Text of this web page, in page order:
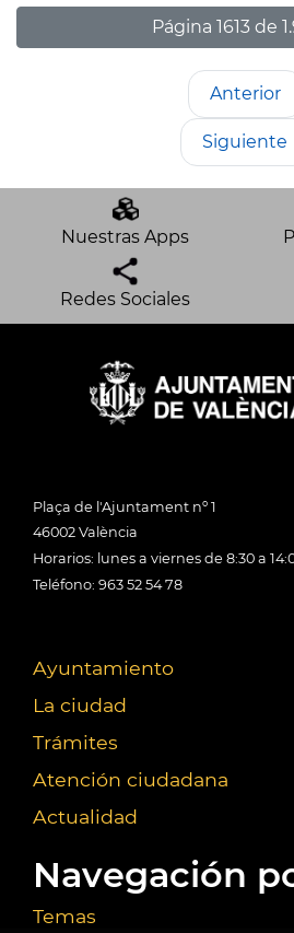
Página 1613 de
Anterior
Siguiente
Nuestras Apps
Redes Sociales
Plaça de l'Ajuntament nº 1
46002 València
Horarios: lunes a viernes de 8:30 a
Teléfono: 963 52 54 78
Ayuntamiento
La ciudad
Trámites
Atención ciudadana
Actualidad
Navegación
Temas